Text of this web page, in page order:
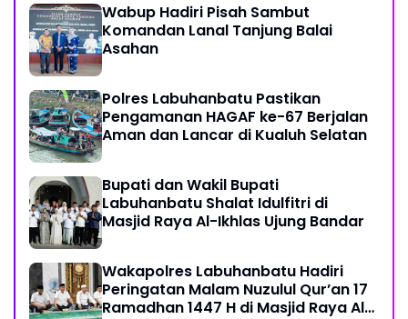
Wabup Hadiri Pisah Sambut
Komandan Lanal Tanjung Balai
Asahan
Polres Labuhanbatu Pastikan
Pengamanan HAGAF ke-67 Berjalan
Aman dan Lancar di Kualuh Selatan
Bupati dan Wakil Bupati
Labuhanbatu Shalat Idulfitri di
Masjid Raya Al-Ikhlas Ujung Bandar
Wakapolres Labuhanbatu Hadiri
Peringatan Malam Nuzulul Qur’an 17
Ramadhan 1447 H di Masjid Raya Al-